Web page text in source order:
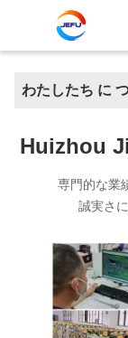
わたしたち に
Huizhou
専門的な業
誠実さ